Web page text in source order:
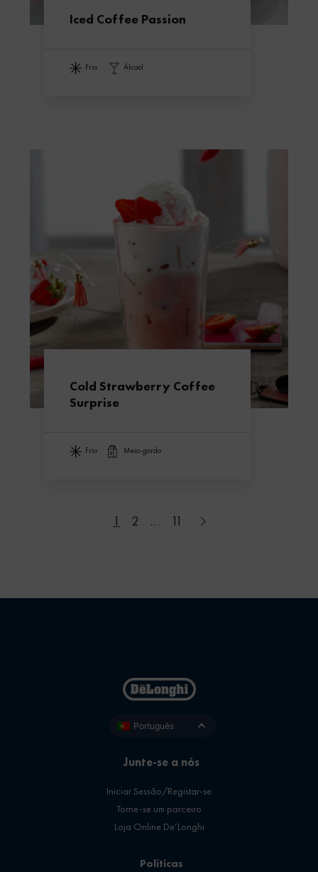
Iced Coffee Passion
frio álcool
Cold Strawberry Coffee
Surprise
frio meio-gordo
1 2 … 11
Português
Junte-se a nós
Iniciar Sessão/Registar-se
Torne-se um parceiro
Loja Online De’Longhi
Políticas